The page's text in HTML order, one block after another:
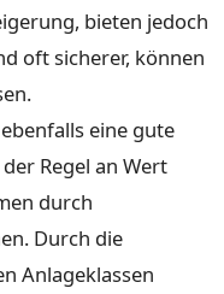
bieten jedoch
oft sicherer, können
eine gute
Regel an Wert
durch
Durch die
Anlageklassen